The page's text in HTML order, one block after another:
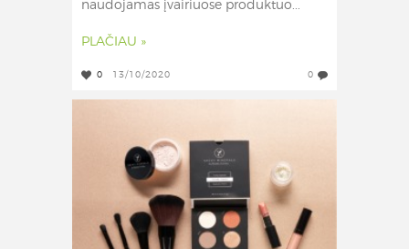
naudojamas įvairiuose produktuo...
PLAČIAU »
0 13/10/2020 0